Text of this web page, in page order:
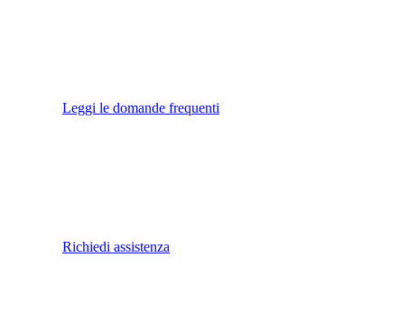
Leggi le domande frequenti
Richiedi assistenza